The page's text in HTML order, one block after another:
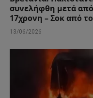
συνελήφθη μετά
17χρονη – Σοκ από
13/06/2026